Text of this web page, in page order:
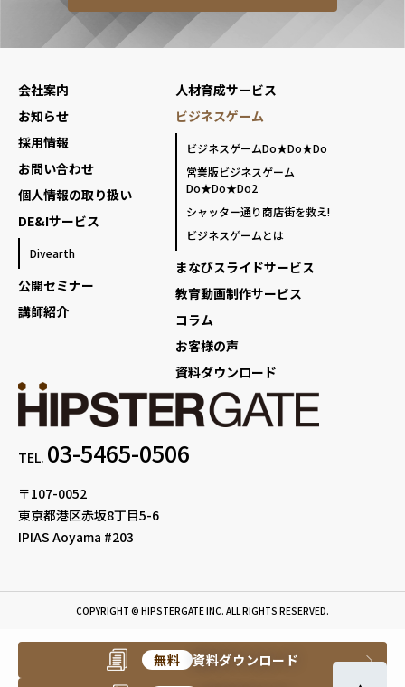
無料 資料ダウンロード
TEL. 03-5465-0506
〒107-0052
東京都港区赤坂8丁目5-6
IPIAS Aoyama #203
会社案内
お知らせ
採用情報
お問い合わせ
個人情報の取り扱い
DE&Iサービス
Divearth
公開セミナー
講師紹介
人材育成サービス
ビジネスゲーム
ビジネスゲームDo★Do★Do
営業版ビジネスゲーム
Do★Do★Do2
シャッター通り商店街を救え!
ビジネスゲームとは
まなびスライドサービス
教育動画制作サービス
コラム
お客様の声
資料ダウンロード
COPYRIGHT © HIPSTERGATE INC. ALL RIGHTS RESERVED.